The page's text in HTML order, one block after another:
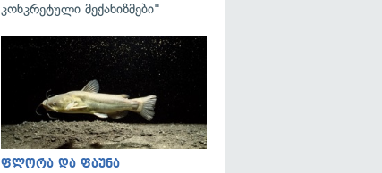
კონკრეტული მექანიზმები"
ფლორა და ფაუნა